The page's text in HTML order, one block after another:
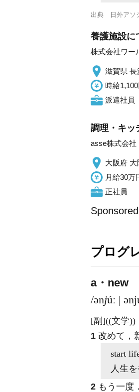
出典 日外アソ
養護施設に
株式会社ワー
滋賀県 長
時給
派遣社員
調理・キッ
asse株式会社
大阪府 大
月給30万
正社員
プログ
a・new
/ənjúː |
[副]((文学))
1 改めて，
start
人生
2 もう一度 ．